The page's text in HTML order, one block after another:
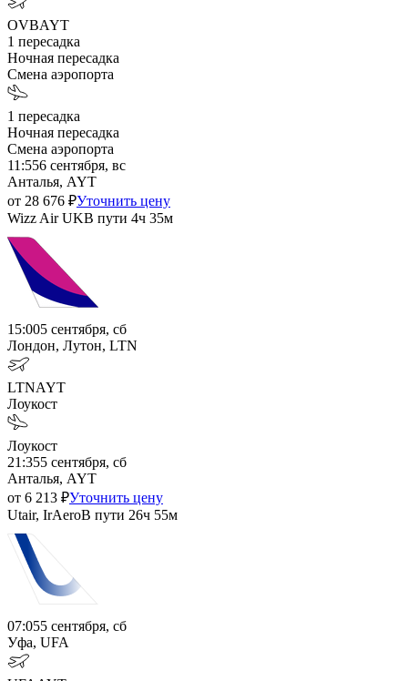
OVBAYT
1 пересадка
Ночная пересадка
Смена аэропорта
1 пересадка
Ночная пересадка
Смена аэропорта
11:556 сентября, вс
Анталья, AYT
от 28 676 ₽Уточнить цену
Wizz Air UKВ пути 4ч 35м
15:005 сентября, сб
Лондон, Лутон, LTN
LTNAYT
Лоукост
Лоукост
21:355 сентября, сб
Анталья, AYT
от 6 213 ₽Уточнить цену
Utair, IrAeroВ пути 26ч 55м
07:055 сентября, сб
Уфа, UFA